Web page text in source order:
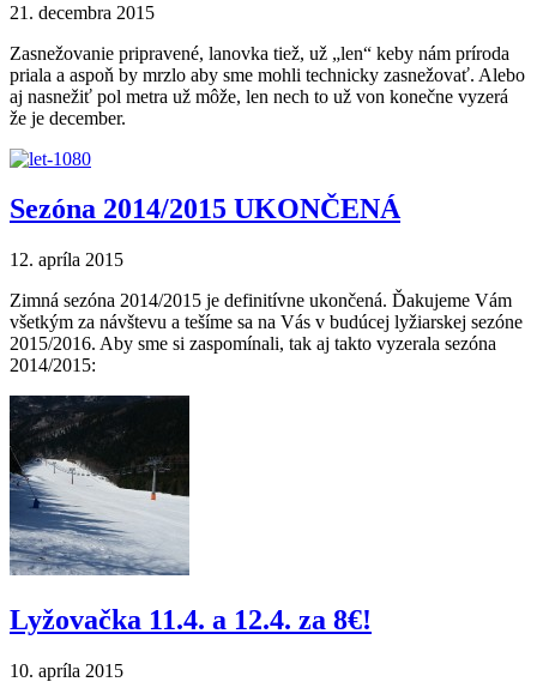
21. decembra 2015
Zasnežovanie pripravené, lanovka tiež, už „len“ keby nám príroda
priala a aspoň by mrzlo aby sme mohli technicky zasnežovať. Alebo
aj nasnežiť pol metra už môže, len nech to už von konečne vyzerá
že je december.
Sezóna 2014/2015 UKONČENÁ
12. apríla 2015
Zimná sezóna 2014/2015 je definitívne ukončená. Ďakujeme Vám
všetkým za návštevu a tešíme sa na Vás v budúcej lyžiarskej sezóne
2015/2016. Aby sme si zaspomínali, tak aj takto vyzerala sezóna
2014/2015:
Lyžovačka 11.4. a 12.4. za 8€!
10. apríla 2015